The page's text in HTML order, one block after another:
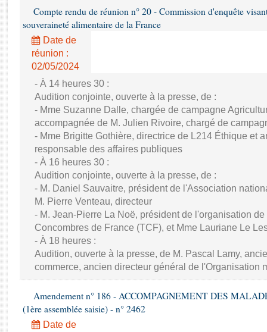
Rapports sur l'application des lois
Dossiers législatifs
Budget et sécurité sociale
Questions écrites et orales
Comptes rendus des débats
Compte rendu de réunion n° 20 - Commission d'enquête
souveraineté alimentaire de la France
Date de
réunion :
02/05/2024
- À 14 heures 30 :
Audition conjointe, ouverte à la presse, de :
- Mme Suzanne Dalle, chargée de campagne
accompagnée de M. Julien Rivoire, chargé de
- Mme Brigitte Gothière, directrice de L214 Éthique et
responsable des affaires publiques
- À 16 heures 30 :
Audition conjointe, ouverte à la presse, de :
- M. Daniel Sauvaitre, président de l'Association
M. Pierre Venteau, directeur
- M. Jean-Pierre La Noë, président de l'organisation
Concombres de France (TCF), et Mme Lauriane Le
- À 18 heures :
Audition, ouverte à la presse, de M. Pascal Lamy,
commerce, ancien directeur général de l'Organisation
Amendement n° 186 - ACCOMPAGNEMENT DES
(1ère assemblée saisie) - n° 2462
Date de